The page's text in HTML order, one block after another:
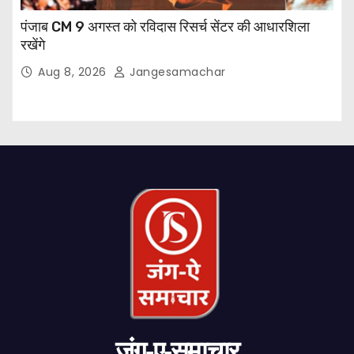
पंजाब CM 9 अगस्त को रविदास रिसर्च सेंटर की आधारशिला
रखेंगे
Aug 8, 2026 Jangesamachar